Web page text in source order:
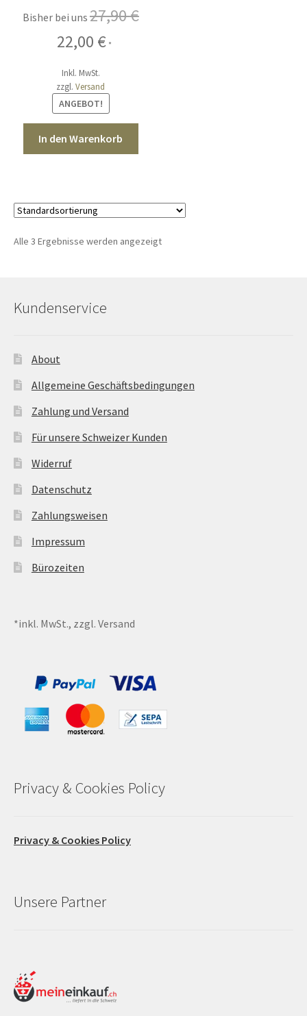
Bisher bei uns 27,90€
Ursprünglicher
war:
27,90 €
22,00 €Aktueller
*
Inkl. MwSt.
zzgl.Versand
ANGEBOT!
In den Warenkorb
Alle 3 Ergebnisse werden angezeigt
Kundenservice
About
Allgemeine Geschäftsbedingungen
Zahlung und Versand
Für unsere Schweizer Kunden
Widerruf
Datenschutz
Zahlungsweisen
Impressum
Bürozeiten
*inkl. MwSt., zzgl. Versand
Privacy & Cookies Policy
Privacy & Cookies Policy
Unsere Partner